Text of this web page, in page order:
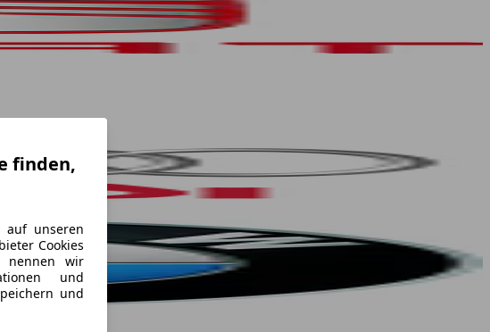
finden,
auf unseren
Cookies
nennen wir
und
und